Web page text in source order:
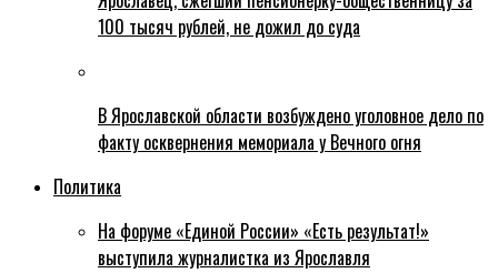
100 тысяч рублей, не дожил до суда
В Ярославской области возбуждено уголовное дело по
факту осквернения мемориала у Вечного огня
Политика
На форуме «Единой России» «Есть результат!»
выступила журналистка из Ярославля